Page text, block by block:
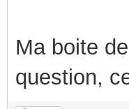
Ma boite
question,